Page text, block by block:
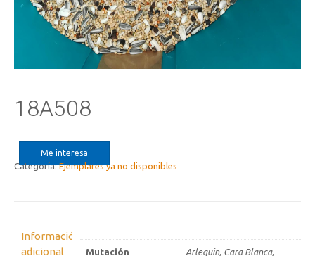
18A508
Me interesa
Categoría:Ejemplares ya no disponibles
Información
adicional
Mutación
Arlequin, Cara Blanca,